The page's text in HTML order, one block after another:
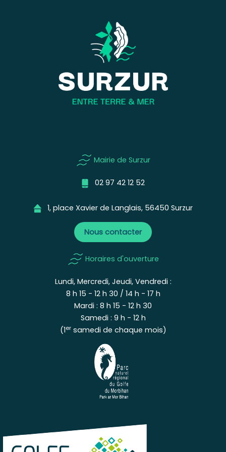
Mairie de Surzur
02 97 42 12 52
1, place Xavier de Langlais, 56450 Surzur
Nous contacter
Horaires d'ouverture
Lundi, Mercredi, Jeudi, Vendredi :
8 h 15 - 12 h 30 / 14 h - 17 h
Mardi : 8 h 15 - 12 h 30
Samedi : 9 h - 12 h
(1ersamedi de chaque mois)